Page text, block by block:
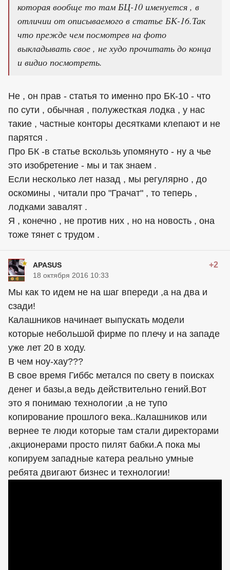
которая вообще то там БЦ-10 именуется , в
отличии от описываемого в статье БК-16.Так
что прежде чем посмотрев на фото
выкладывать свое , не худо прочитать до конца
и видио посмотреть.
Не , он прав - статья то именно про БК-10 - что
по сути , обычная , полужесткая лодка , у нас
такие , частные конторы десятками клепают и не
парятся .
Про БК -в статье вскользь упомянуто - ну а чье
это изобретение - мы и так знаем .
Если несколько лет назад , мы регулярно , до
оскомины , читали про "Грачат" , то теперь ,
лодками завалят .
Я , конечно , не против них , но на новость , она
тоже тянет с трудом .
APASUS +2
18 октября 2016 10:33
Мы как то идем не на шаг впереди ,а на два и
сзади!
Калашников начинает выпускать модели
которые небольшой фирме по плечу и на западе
уже лет 20 в ходу.
В чем ноу-хау???
В свое время Гиббс метался по свету в поисках
денег и базы,а ведь действительно гений.Вот
это я понимаю технологии ,а не тупо
копирование прошлого века..Калашников или
вернее те люди которые там стали директорами
,акционерами просто пилят бабки.А пока мы
копируем западные катера реально умные
ребята двигают бизнес и технологии!